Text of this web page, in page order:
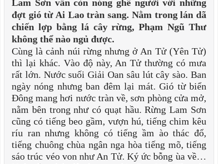
Lam Sơn vẫn còn nóng ghê người với những
đợt gió từ Ai Lao tràn sang. Nằm trong lán dã
chiến lợp bằng lá cây rừng, Phạm Ngũ Thư
không thể nào ngủ được.
Cùng là cảnh núi rừng nhưng ở An Tử (Yên Tử)
thì lại khác. Vào độ này, An Tử thường có mưa
rất lớn. Nước suối Giải Oan sâu lút cây sào. Ban
ngày nóng nhưng ban đêm lại mát. Gió từ biển
Đông mang hơi nước tràn về, sơn phòng cửa mở,
nằm bên trong như có quạt hầu. Rừng Lam Sơn
cũng có tiếng beo gầm, vượn hú, tiếng chim kêu
ríu ran nhưng không có tiếng ầm ào thác đổ,
tiếng chuông chùa ngân nga hòa tiếng mõ, tiếng
sáo trúc véo von như An Tử. Ký ức bỗng ùa về…